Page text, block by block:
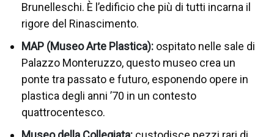
Brunelleschi. È l’edificio che più di tutti incarna il
rigore del Rinascimento.
MAP (Museo Arte Plastica): ospitato nelle sale di
Palazzo Monteruzzo, questo museo crea un
ponte tra passato e futuro, esponendo opere in
plastica degli anni ’70 in un contesto
quattrocentesco.